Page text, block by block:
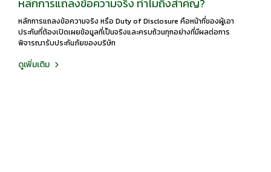
หลักการแถลงข้อความจริง ทำไมถึงสำคัญ?
หลักการแถลงข้อความจริง หรือ Duty of Disclosure คือหน้าที่ของผู้เอา
ประกันที่ต้องเปิดเผยข้อมูลที่เป็นจริงและครบถ้วนทุกอย่างที่มีผลต่อการ
พิจารณารับประกันภัยของบริษัท
ดูเพิ่มเติม